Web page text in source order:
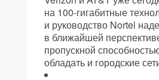
на 100-гигабитные
и руководство Nortel
в ближайшей
пропускной
обладать и городские